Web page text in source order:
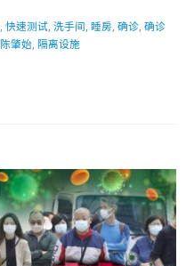
, 快速测试, 洗手间, 睡房, 确诊, 确诊
陈肇始, 隔离设施